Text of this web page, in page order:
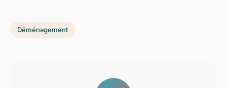
Déménagement